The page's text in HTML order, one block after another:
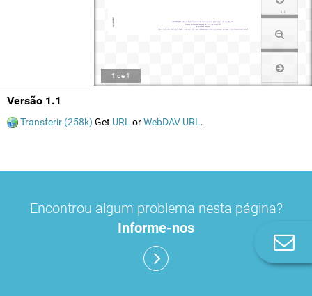
1 de 1
Versão 1.1
Transferir (258k) Get URL orWebDAV URL .
Encontrou algum problema nesta página?
Informe-nos